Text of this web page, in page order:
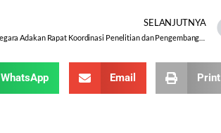
SELANJUTNYA
WhatsApp Email Print